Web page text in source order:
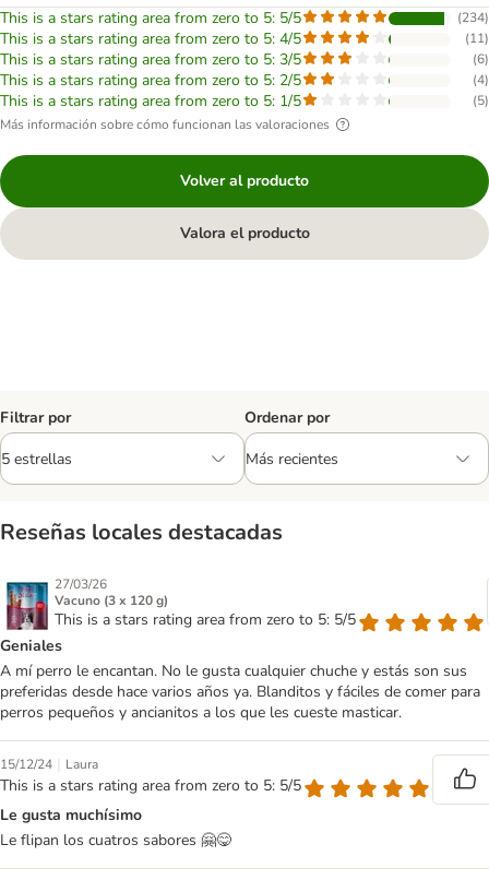
This is a stars rating area from zero to 5: 5/5 (234)
This is a stars rating area from zero to 5: 4/5 (11)
This is a stars rating area from zero to 5: 3/5 (6)
This is a stars rating area from zero to 5: 2/5 (4)
This is a stars rating area from zero to 5: 1/5 (5)
Más información sobre cómo funcionan las valoraciones
Volver al producto
Valora el producto
Filtrar por Ordenar por
Reseñas locales destacadas
27/03/26
Vacuno (3 x 120 g)
This is a stars rating area from zero to 5: 5/5
Geniales
A mí perro le encantan. No le gusta cualquier chuche y estás son sus
preferidas desde hace varios años ya. Blanditos y fáciles de comer para
perros pequeños y ancianitos a los que les cueste masticar.
15/12/24 | Laura
This is a stars rating area from zero to 5: 5/5
Le gusta muchísimo
Le flipan los cuatros sabores 🤗😋